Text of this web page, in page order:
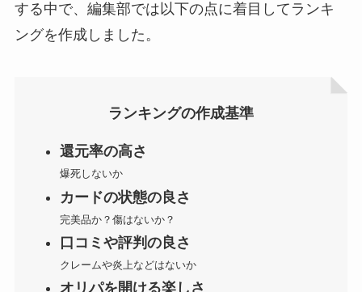
する中で、編集部では以下の点に着目してランキ
ングを作成しました。
ランキングの作成基準
還元率の高さ
爆死しないか
カードの状態の良さ
完美品か？傷はないか？
口コミや評判の良さ
クレームや炎上などはないか
オリパを開ける楽しさ